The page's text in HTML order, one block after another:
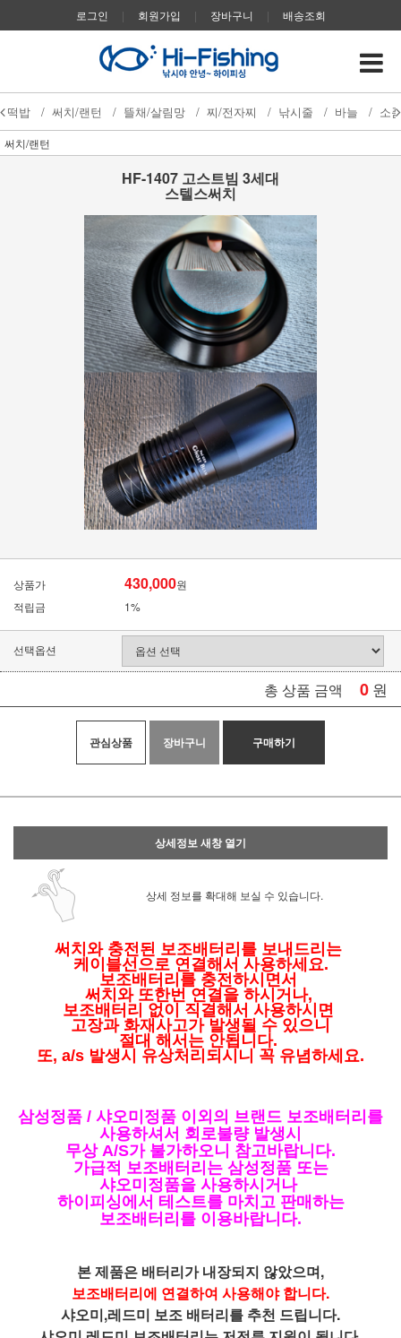
로그인 | 회원가입 | 장바구니 | 배송조회
떡밥 / 써치/랜턴 / 뜰채/살림망 / 찌/전자찌 / 낚시줄 / 바늘 / 소
써치/랜턴
HF-1407 고스트빔 3세대
스텔스써치
상품가 430,000원
적립금
1%
선택옵션
총 상품 금액 0 원
관심상품 장바구니 구매하기
상세정보 새창 열기
상세 정보를 확대해 보실 수 있습니다.
써치와 충전된 보조배터리를 보내드리는
케이블선으로 연결해서 사용하세요.
보조배터리를 충전하시면서
써치와 또한번 연결을 하시거나,
보조배터리 없이 직결해서 사용하시면
고장과 화재사고가 발생될 수 있으니
절대 해서는 안됩니다.
또, a/s 발생시 유상처리되시니 꼭 유념하세요.
삼성정품 / 샤오미정품 이외의 브랜드 보조배터리를
사용하셔서 회로불량 발생시
무상 A/S가 불가하오니 참고바랍니다.
가급적 보조배터리는 삼성정품 또는
샤오미정품을 사용하시거나
하이피싱에서 테스트를 마치고 판매하는
보조배터리를 이용바랍니다.
본 제품은 배터리가 내장되지 않았으며,
보조배터리에 연결하여 사용해야 합니다.
샤오미,레드미 보조 배터리를 추천 드립니다.